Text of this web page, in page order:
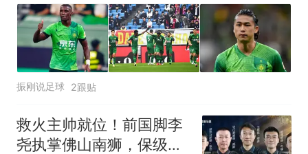
振刚说足球 2跟贴
救火主帅就位！前国脚李
尧执掌佛山南狮，保级任